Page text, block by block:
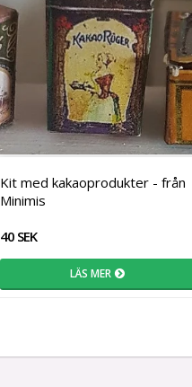
Kit med kakaoprodukter - från
Minimis
40 SEK
LÄS MER